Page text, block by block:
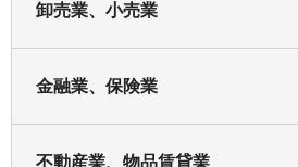
卸売業、小売業
金融業、保険業
不動産業、物品賃貸業